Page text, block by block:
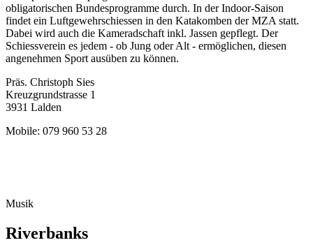
obligatorischen Bundesprogramme durch. In der Indoor-Saison
findet ein Luftgewehrschiessen in den Katakomben der MZA statt.
Dabei wird auch die Kameradschaft inkl. Jassen gepflegt. Der
Schiessverein es jedem - ob Jung oder Alt - ermöglichen, diesen
angenehmen Sport ausüben zu können.
Präs. Christoph Sies
Kreuzgrundstrasse 1
3931 Lalden
Mobile: 079 960 53 28
Musik
Riverbanks